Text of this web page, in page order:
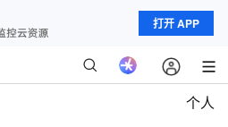
打开 APP
个人